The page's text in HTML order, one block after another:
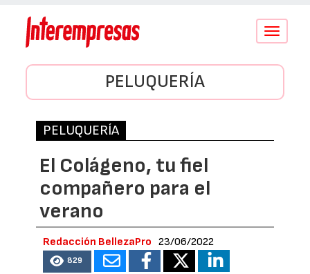
Conmutar
PELUQUERÍA
PELUQUERÍA
El Colágeno, tu fiel
compañero para el
verano
Redacción BellezaPro 23/06/2022
829